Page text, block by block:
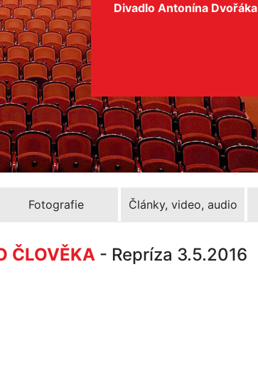
Divadlo Antonína Dvořáka
Fotografie Články, video, audio
ČLOVĚKA - Repríza 3.5.2016